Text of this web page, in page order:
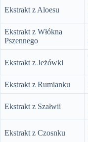
Ekstrakt z Aloesu
Ekstrakt z Włókna
Pszennego
Ekstrakt z Jeżówki
Ekstrakt z Rumianku
Ekstrakt z Szałwii
Ekstrakt z Czosnku